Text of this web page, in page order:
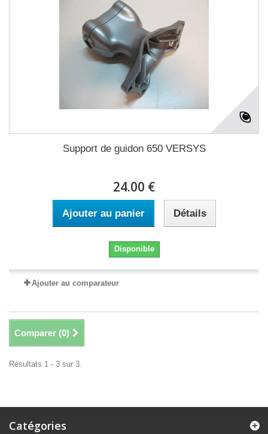
Support de guidon 650 VERSYS
24.00 €
Ajouter au panier Détails
Disponible
Ajouter au comparateur
Comparer (0)
Résultats 1 - 3 sur 3.
Catégories